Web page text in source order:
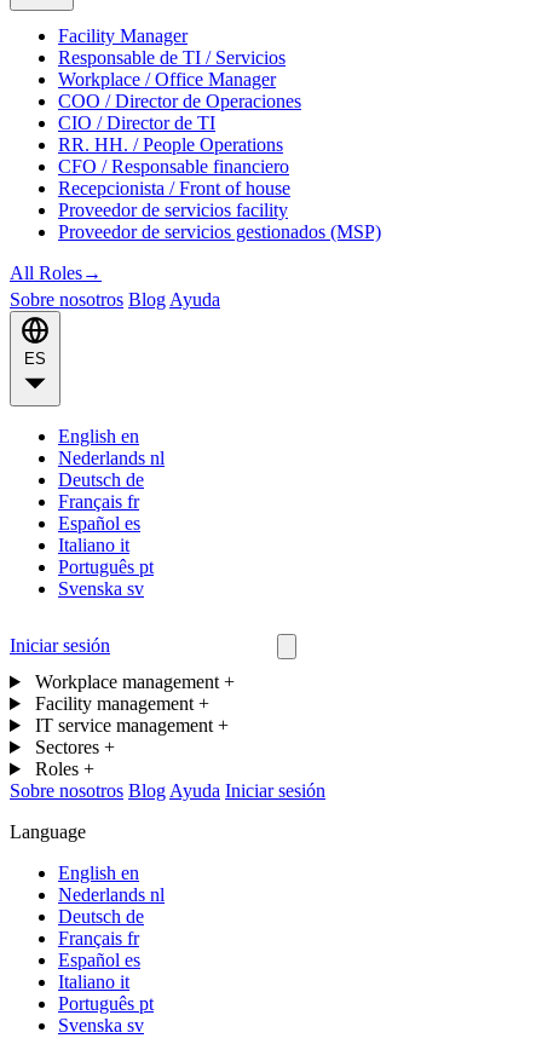
Facility Manager
Responsable de TI / Servicios
Workplace / Office Manager
COO / Director de Operaciones
CIO / Director de TI
RR. HH. / People Operations
CFO / Responsable financiero
Recepcionista / Front of house
Proveedor de servicios facility
Proveedor de servicios gestionados (MSP)
All Roles→
Sobre nosotros Blog Ayuda
English en
Nederlands nl
Deutsch de
Français fr
Español es
Italiano it
Português pt
Svenska sv
Iniciar sesión
Workplace management +
Facility management +
IT service management +
Sectores +
Roles +
Sobre nosotros Blog Ayuda Iniciar sesión
Language
English en
Nederlands nl
Deutsch de
Français fr
Español es
Italiano it
Português pt
Svenska sv